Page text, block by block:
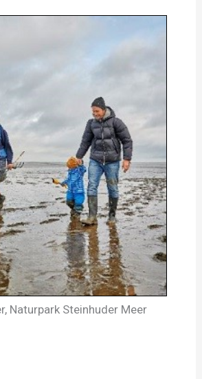
Naturpark Steinhuder Meer